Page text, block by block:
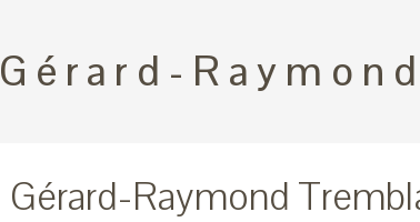
Gérard-
Gérard-Raymond